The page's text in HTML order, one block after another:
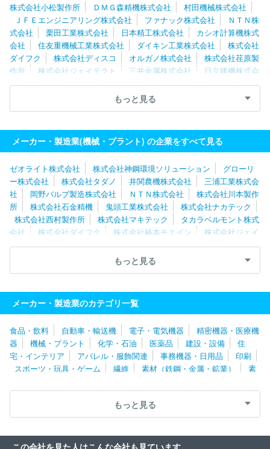
株式会社小松製作所 ＤＭＧ森精機株式会社
村田機械株式会社
ＪＦＥエンジニアリング株式会社
ファナック株式会社
ＮＴＮ株
式会社
栗田工業株式会社 日本精工株式会社
カシオ計算機株式
会社
住友重機械工業株式会社 ダイキン工業株式会社
株式会社
ダイフク
株式会社ディスコ オルガノ株式会社
株式会社荏原製
作所
株式会社ジェイテクト 三井金属株式会社
日立建機株式会
社
住友金属鉱山株式会社 川崎重工業株式会社
ＴＨＫ株式会
グローリー株式会社
社マキタ
もっと見る
メーカー・製造業(機械・プラント) の企業をすべて見る
ゼオライト株式会社 株式会社神鋼環境ソリューション
グローリ
ー株式会社
株式会社タダノ 井関農機株式会社
三浦工業株式会
社
岡野バルブ製造株式会社 ＮＴＮ株式会社
株式会社川本製作
所
株式会社石金精機 鬼頭工業株式会社
株式会社ナカテック
株式会社西村製作所
株式会社マキテック
タカラベルモント株式
会社
株式会社ダイフク 株式会社椿本チエイン
株式会社ジェイ
テクト
フジテック株式会社 ＹＵＳＨＩＮ株式会社
株式会社マ
ダイキン工業株式会社 オーエスジー株式会社
岐阜精工株
式会社
ナベフーマック株式会社
オークマ株式会社
ヤマザキマザック株
式会社
カナデビア株式会社 新東工業株式会社
外爐工業株式会社
澁谷工業株式会社 株式会社フジキカイ
エム
ケー精工株式会社
日研ツール株式会社
小倉クラッチ株式会社
引地精工株式会社
ＮＩＴＴＯＫＵ株式会社
キヤノン化成株式会
社
株式会社タンガロイ レオン自動機株式会社
ＳＭＣ株式会
栗田工業株式会社
日鉄エンジニアリング株式会社
テック株式会社
株式会社鷺宮製作所 住友金属鉱山株式会社
株
もっと見る
メーカー・製造業のカテゴリ一覧
食品・飲料 自動車・輸送機 電子・電気機器
精密機器・医療機
器
機械・プラント 化学・石油 医薬品 建設・設備
住
宅・インテリア
アパレル・服飾関連 事務機器・日用品
印刷
スポーツ・玩具・ゲーム
繊維 素材（鉄鋼・金属・鉱業）
素
材（ゴム・ガラス・セラミックス）
素材（紙・パルプ）
素材
（その他）
農林・水産 たばこ・飼料 その他
もっと見る
この会社を見た人はこんな会社も見ています